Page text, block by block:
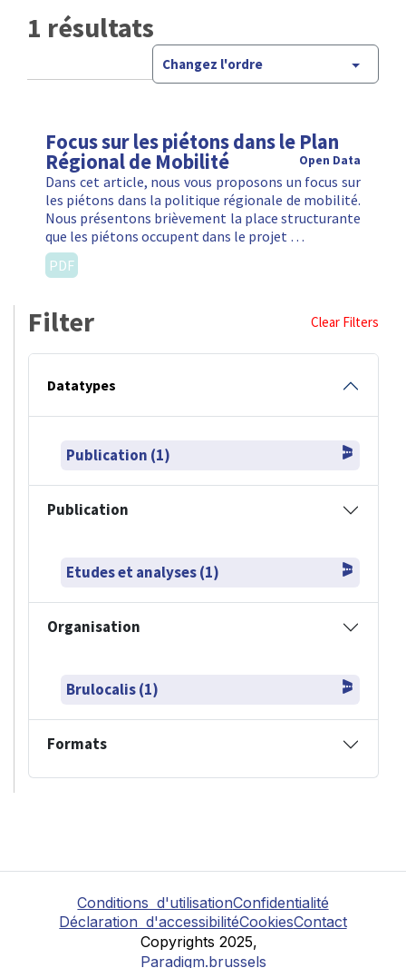
1 résultats
Changez l'ordre
Focus sur les piétons dans le Plan
Régional de Mobilité Open Data
Dans cet article, nous vous proposons un focus sur
les piétons dans la politique régionale de mobilité.
Nous présentons brièvement la place structurante
que les piétons occupent dans le projet …
PDF
Filter Clear Filters
Datatypes
Publication (1)
Publication
Etudes et analyses (1)
Organisation
Brulocalis (1)
Formats
Conditions d'utilisationConfidentialité
Déclaration d'accessibilitéCookiesContact
Copyrights 2025,
Paradigm.brussels